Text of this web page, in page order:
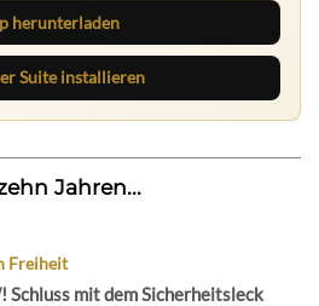
herunterladen
Suite installieren
Jahren...
Freiheit
Schluss mit dem Sicherheitsleck